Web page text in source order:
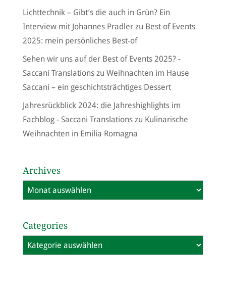
Lichttechnik – Gibt’s die auch in Grün? Ein
Interview mit Johannes Pradlerzu Best of Events
2025: mein persönliches Best-of
Sehen wir uns auf der Best of Events 2025? -
Saccani Translationszu Weihnachten im Hause
Saccani – ein geschichtsträchtiges Dessert
Jahresrückblick 2024: die Jahreshighlights im
Fachblog - Saccani Translationszu Kulinarische
Weihnachten in Emilia Romagna
Archives
Archives
Categories
Categories